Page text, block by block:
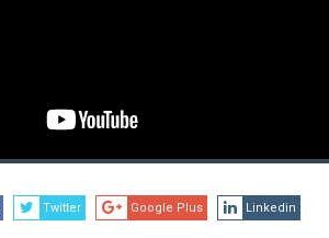
Twitter Google Plus Linkedin